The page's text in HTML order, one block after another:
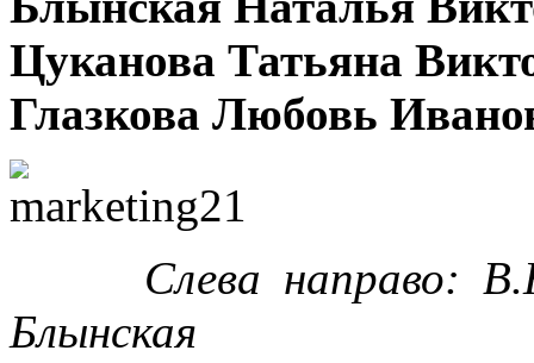
Цуканова Татьяна
Глазкова Любовь
Слева направо:
Блынская